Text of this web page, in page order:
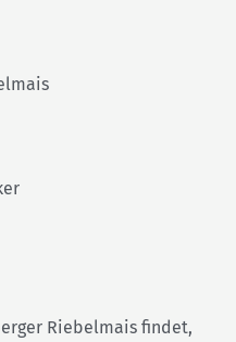
Riebelmais findet,